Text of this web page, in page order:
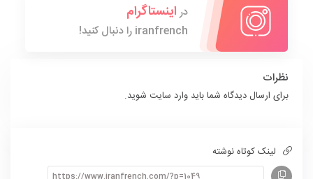
در اینستاگرام
iranfrench را دنبال کنید!
نظرات
برای ارسال دیدگاه شما باید وارد سایت شوید.
لینک کوتاه نوشته